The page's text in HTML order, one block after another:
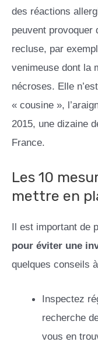
des réactions
peuvent provoquer
recluse, par
venimeuse dont la
nécroses. Elle
« cousine »,
2015, une dizaine
France.
Les 10
mettre en
Il est important de
pour éviter une
quelques conseils
Inspectez
recherche
vous en